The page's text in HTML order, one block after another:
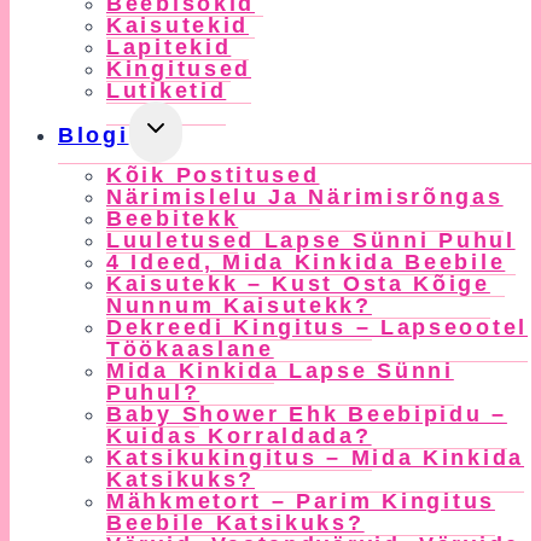
Kaisutekid
Lapitekid
Kingitused
Lutiketid
Blogi
Toggle
Child
Menu
Kõik Postitused
Närimislelu Ja Närimisrõngas
Beebitekk
Luuletused Lapse Sünni Puhul
4 Ideed, Mida Kinkida Beebile
Kaisutekk – Kust Osta Kõige
Nunnum Kaisutekk?
Dekreedi Kingitus – Lapseootel
Töökaaslane
Mida Kinkida Lapse Sünni
Puhul?
Baby Shower Ehk Beebipidu –
Kuidas Korraldada?
Katsikukingitus – Mida Kinkida
Katsikuks?
Mähkmetort – Parim Kingitus
Beebile Katsikuks?